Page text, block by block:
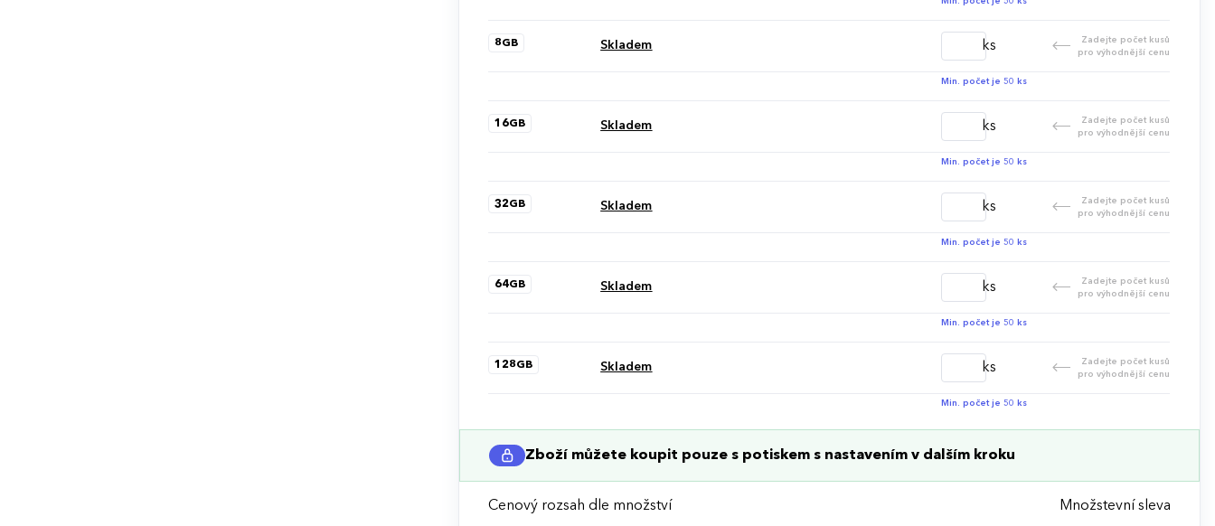
8GB Skladem ks
Zadejte počet kusů
pro výhodnější cenu
Min. počet je 50 ks
16GB Skladem ks
Zadejte počet kusů
pro výhodnější cenu
Min. počet je 50 ks
32GB Skladem ks
Zadejte počet kusů
pro výhodnější cenu
Min. počet je 50 ks
64GB Skladem ks
Zadejte počet kusů
pro výhodnější cenu
Min. počet je 50 ks
128GB Skladem ks
Zadejte počet kusů
pro výhodnější cenu
Min. počet je 50 ks
Zboží můžete koupit pouze s potiskem s nastavením v dalším kroku
Cenový rozsah dle množství Množstevní sleva